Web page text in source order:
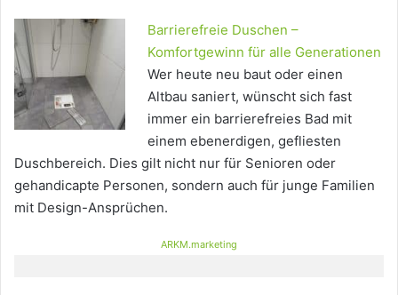
Barrierefreie Duschen –
Komfortgewinn für alle Generationen
Wer heute neu baut oder einen
Altbau saniert, wünscht sich fast
immer ein barrierefreies Bad mit
einem ebenerdigen, gefliesten
Duschbereich. Dies gilt nicht nur für Senioren oder
gehandicapte Personen, sondern auch für junge Familien
mit Design-Ansprüchen.
ARKM.marketing